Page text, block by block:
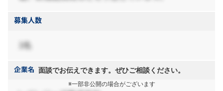
面談でお伝えできます。ぜひご相談ください。
※一部非公開の場合がございます